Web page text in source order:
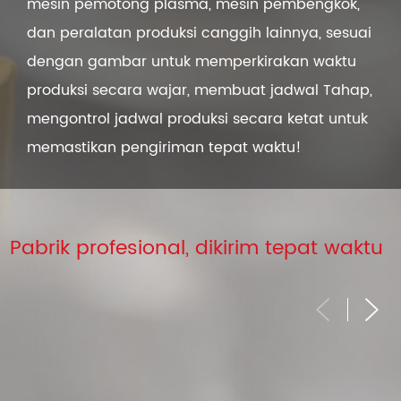
dan peralatan produksi canggih lainnya, sesuai
dengan gambar untuk memperkirakan waktu
produksi secara wajar, membuat jadwal Tahap,
mengontrol jadwal produksi secara ketat untuk
memastikan pengiriman tepat waktu!
Pabrik profesional, dikirim tepat waktu